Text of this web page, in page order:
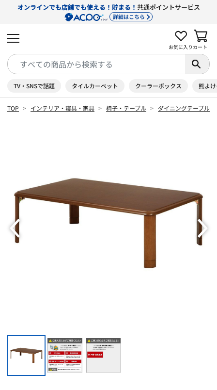
オンラインでも店舗でも使える！貯まる！ 共通ポイントサービス
詳細はこちら
お気に入り カート
TV・SNSで話題 タイルカーペット クーラーボックス 熊よ
TOP インテリア・寝具・家具 椅子・テーブル ダイニングテーブル